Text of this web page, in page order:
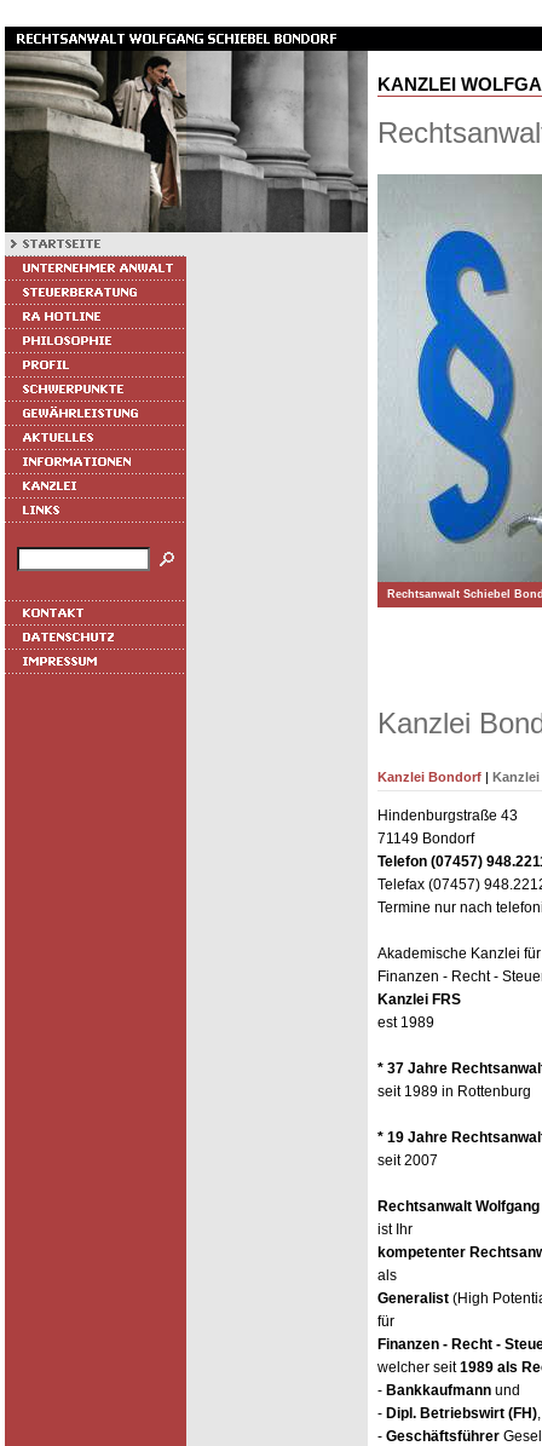
KANZLEI
Rechtsanwalt Schiebel
Kanzlei
Kanzlei Bondorf |
Hindenburgstraße 43
71149 Bondorf
Telefon (07457)
Telefax (07457)
Termine nur nach
Akademische Kanzlei für
Finanzen - Recht -
Kanzlei FRS
est 1989
* 37 Jahre
seit 1989 in Rottenburg
* 19 Jahre
seit 2007
Rechtsanwalt
ist Ihr
kompetenter
als
Generalist (High
für
Finanzen - Recht -
welcher seit1989 als
- Bankkaufmann und
- Dipl. Betriebswirt (FH)
- Geschäftsführer